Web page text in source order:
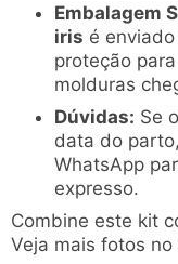
Embalagem
iris é
proteção
molduras
Dúvidas: Se
data do
WhatsApp
expresso.
Combine este kit
Veja mais fotos no